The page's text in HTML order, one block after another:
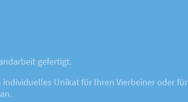
gefertigt.
Unikat für Ihren Vierbeiner oder für